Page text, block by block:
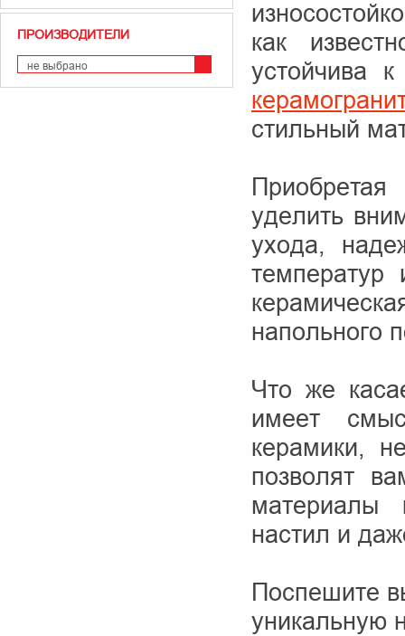
ПРОИЗВОДИТЕЛИ
не выбрано
как
устойчива
стильный
уделить
ухода,
напольного
Что же
имеет
керамики,
позволят
материалы
настил и
Поспешите
уникальную